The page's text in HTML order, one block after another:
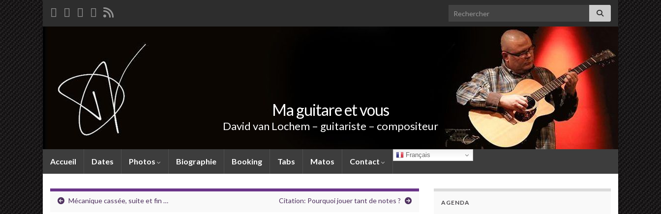
Search for:
Ma guitare et vous
David van Lochem – guitariste – compositeur
Accueil Dates Photos Biographie Booking Tabs Matos Contact
Français
Mécanique cassée, suite et fin … Citation: Pourquoi jouer tant de notes ? AGENDA